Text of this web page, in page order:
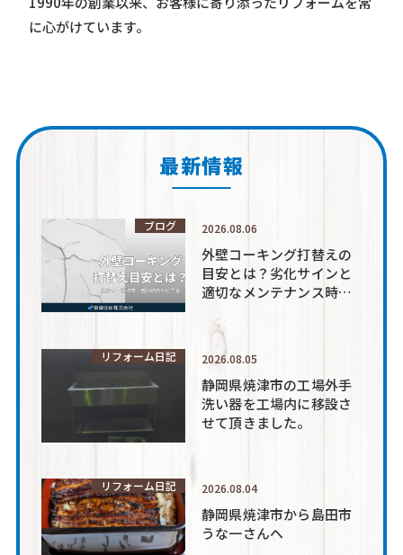
に心がけています。
最新情報
ブログ 2026.08.06
外壁コーキング打替えの
目安とは？劣化サインと
適切なメンテナンス時期
リフォーム日記 2026.08.05
静岡県焼津市の工場外手
洗い器を工場内に移設さ
せて頂きました。
リフォーム日記 2026.08.04
静岡県焼津市から島田市
うな一さんへ